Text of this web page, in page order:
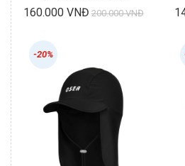
160.000 VNĐ 200.000 VNĐ
-20%